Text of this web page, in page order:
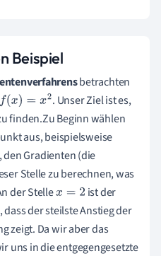
Beispiel
betrachten
f(x)=x 2
. Unser Ziel ist es,
finden.Zu Beginn wählen
aus, beispielsweise
den Gradienten (die
Stelle zu berechnen, was
der Stellex= 2
ist der
dass der steilste Anstieg der
zeigt. Da wir aber das
uns in die entgegengesetzte